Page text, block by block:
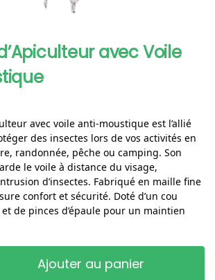
avec Voile
avec voile anti-moustique est l’allié
des insectes lors de vos activités en
randonnée, pêche ou camping. Son
le voile à distance du visage,
d’insectes. Fabriqué en maille fine
confort et sécurité. Doté d’un cou
de pinces d’épaule pour un maintien
Ajouter au panier